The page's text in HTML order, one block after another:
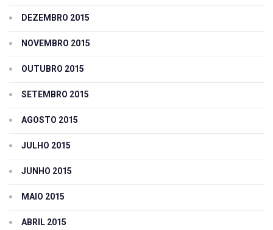
DEZEMBRO 2015
NOVEMBRO 2015
OUTUBRO 2015
SETEMBRO 2015
AGOSTO 2015
JULHO 2015
JUNHO 2015
MAIO 2015
ABRIL 2015